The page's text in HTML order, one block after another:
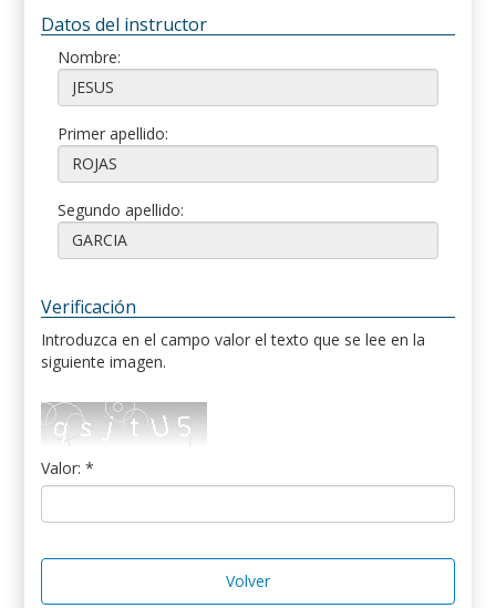
Datos del instructor
Nombre:
Primer apellido:
Segundo apellido:
Verificación
Introduzca en el campo valor el texto que se lee en la
siguiente imagen.
Valor: *
Volver